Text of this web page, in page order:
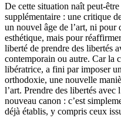
De cette situation naît peut-être
supplémentaire : une critique
un nouvel âge de l’art, ni
esthétique, mais pour
liberté de prendre des libertés
contemporain ou autre. Car la
libératrice, a fini par imposer
orthodoxie, une nouvelle
l’art. Prendre des libertés avec
nouveau canon : c’est
déjà établis, y compris ceux